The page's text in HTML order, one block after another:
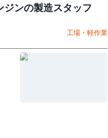
ジンの製造スタッフ
工場・軽作業